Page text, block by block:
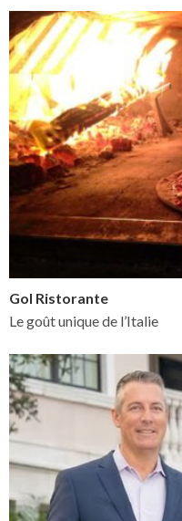
Gol Ristorante
Le goût unique de l’Italie